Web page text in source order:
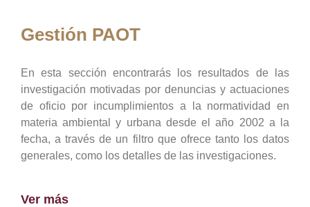
Gestión PAOT
En esta sección encontrarás los resultados de las
investigación motivadas por denuncias y actuaciones
de oficio por incumplimientos a la normatividad en
materia ambiental y urbana desde el año 2002 a la
fecha, a través de un filtro que ofrece tanto los datos
generales, como los detalles de las investigaciones.
Ver más